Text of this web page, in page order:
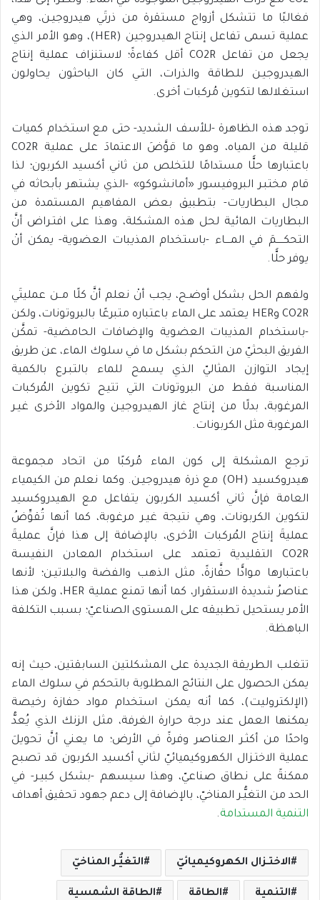
فغالبًا ما تتشكل أزواج مستقرة من ذرتَي هيدروجيـن، وهي
عملية تسمى تفاعل إنتاج الهيدروجين (HER)، وهو الأمر الذي
يجعل من تفاعل CO2R أقل كفاءةً؛ لاستنزاف عملية إنتاج
الهيدروجيـن للطاقة والذرات، التـي كان الباحثون يحاولون
استغلالها لتكوين مُركبات أخرى.
توجد هذه الظاهرة -للأسف الشديد- حتى مع استخدام كميات
قليلة من المياه، وهو ما قوَّضَ الاعتمادَ على عملية CO2R
باعتبارها حلًّا مستدامًا للتخلص من ثاني أكسيد الكربون؛ لذا
قام مختبـر البروفيسور «أمانشوكو» -الذي يشتهر بأبحاثه في
مجال البطاريات- بتطبيق بعض المفاهيم المستمدة من
البطاريات المائية لحل هذه المشكلة، وهذا على افتـراض أنَّ
التحكـــــمَ في المــــاء -باستخدام المذيبات العضوية- يمكن أنْ
يوفر حلًّا.
ولفهم الحل بشكل أوضـح، يجب أنْ نعلم أنَّ كلًا مــن عمليتَي
CO2R وHER يعتمد على الماء باعتباره متبرعًا بالبروتونات، ولكن
-باستخدام المذيبات العضوية والإضافات الحامضية- تمكَّن
الفريق البحثيّ من التحكم بشكل ما في سلوك الماء، عن طريق
إيجاد التوازن المثاليّ الذي يسمح للماء بالتبـرع بالكمية
المناسبة فقط من البروتونات التي تتيح تكوين المُركبات
المرغوبة، بدلًا من إنتاج غاز الهيدروجيـن والمواد الأخرى غيـر
المرغوبة مثل الكربونات.
ترجع المشكلة إلى كون الماء مُركبًا من اتحاد مجموعة
هيدروكسيد (OH) مع ذرة هيدروجيـن. وكما نعلم من الكيمياء
العامة فإنَّ ثاني أكسيد الكربون يتفاعل مع الهيدروكسيد
لتكوين الكربونات، وهي نتيجة غيـر مرغوبة، كما أنها تُقوِّضُ
عمليةَ إنتاج المُركبات الأخرى، بالإضافة إلى هذا فإنَّ عمليةَ
CO2R التقليدية تعتمد على استخدام المعادن النفيسة
باعتبارها موادًّا حفَّازةً، مثل الذهب والفضة والبلاتيـن؛ لأنها
عناصرُ شديدة الاستقرار، كما أنها تمنع عملية HER، ولكن هذا
الأمر يستحيل تطبيقه على المستوى الصناعيّ؛ بسبب التكلفة
الباهظة.
تتغلب الطريقة الجديدة على المشكلتين السابقتين، حيث إنه
يمكن الحصول على النتائج المطلوبة بالتحكم في سلوك الماء
(الإلكتروليت)، كما أنه يمكن استخدام مواد حفازة رخيصة
يمكنها العمل عند درجة حرارة الغرفة، مثل الزنك الذي يُعدُّ
واحدًا من أكثـر العناصر وفرةً في الأرض؛ ما يعني أنَّ تحويلَ
عملية الاختـزال الكهروكيميائيّ لثاني أكسيد الكربون قد تصبح
ممكنةً على نطاق صناعيّ، وهذا سيسهم -بشكل كبيـر- في
الحد من التغيُّـر المناخيّ، بالإضافة إلى دعم جهود تحقيق أهداف
التنمية المستدامة.
الاختـزال الكهروكيميائيّ التغيُّـر المناخيّ
التنمية الطاقة الطاقة الشمسية